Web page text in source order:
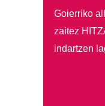
Goierriko
zaitez
indartzen